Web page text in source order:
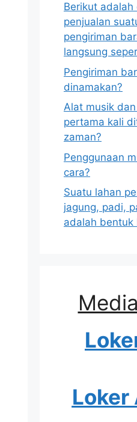
Berikut adalah
penjualan
pengiriman
langsung
Pengiriman
dinamakan?
Alat musik
pertama kali
zaman?
Penggunaan
cara?
Suatu lahan
jagung, padi,
adalah bentuk
Loker